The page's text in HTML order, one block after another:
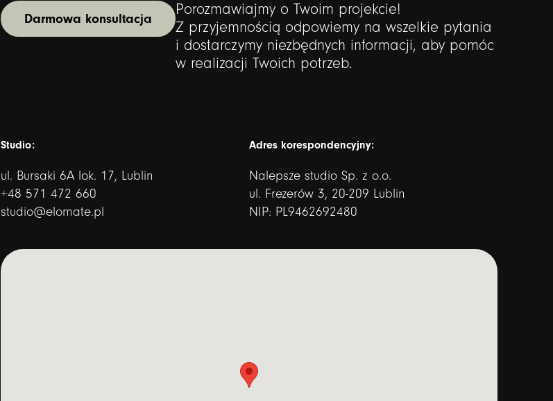
Darmowa konsultacja
Porozmawiajmy o Twoim projekcie!
Z przyjemnością odpowiemy na wszelkie pytania
i dostarczymy niezbędnych informacji, aby pomóc
w realizacji Twoich potrzeb.
Studio:
ul. Bursaki 6A lok. 17, Lublin
+48 571 472 660
studio@elomate.pl
Adres korespondencyjny:
Nalepsze studio Sp. z o.o.
ul. Frezerów 3, 20-209 Lublin
NIP: PL9462692480